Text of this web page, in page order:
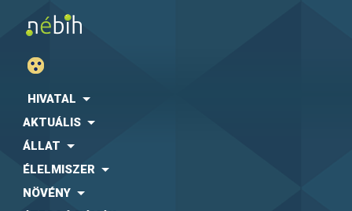
HIVATAL
AKTUÁLIS
ÁLLAT
ÉLELMISZER
NÖVÉNY